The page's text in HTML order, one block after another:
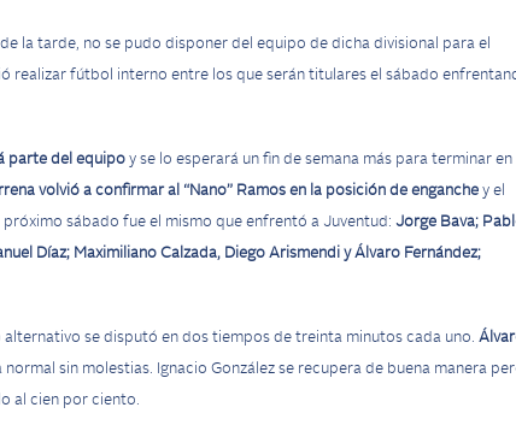
la tarde, no se pudo disponer del equipo de dicha divisional para el
realizar fútbol interno entre los que serán titulares el sábado
parte del equipoy se lo esperará un fin de semana más para terminar en
volvió a confirmar al “Nano” Ramos en la posición de enganchey el
sábado fue el mismo que enfrentó a Juventud: Jorge Bava;
Díaz; Maximiliano Calzada, Diego Arismendi y Álvaro Fernández;
se disputó en dos tiempos de treinta minutos cada uno.
sin molestias. Ignacio González se recupera de buena manera
al cien por ciento.